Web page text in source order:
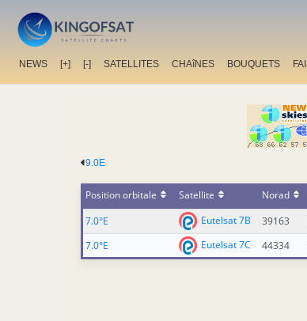
NEWS [+] [-] SATELLITES CHAîNES BOUQUETS
9.0E
Position orbitale Satellite Norad
7.0°E
Eutelsat 7B 39163
7.0°E
Eutelsat 7C 44334